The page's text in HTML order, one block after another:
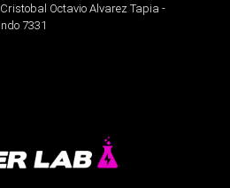
Cristobal Octavio Alvarez Tapia -
7331